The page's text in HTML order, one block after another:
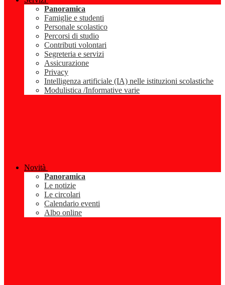
Panoramica
Famiglie e studenti
Personale scolastico
Percorsi di studio
Contributi volontari
Segreteria e servizi
Assicurazione
Privacy
Intelligenza artificiale (IA) nelle istituzioni scolastiche
Modulistica /Informative varie
Novità
Panoramica
Le notizie
Le circolari
Calendario eventi
Albo online